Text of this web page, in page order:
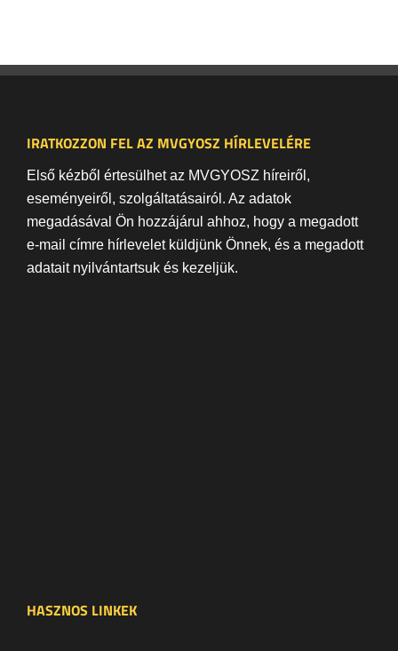
IRATKOZZON FEL AZ MVGYOSZ HÍRLEVELÉRE
Első kézből értesülhet az MVGYOSZ híreiről,
eseményeiről, szolgáltatásairól. Az adatok
megadásával Ön hozzájárul ahhoz, hogy a megadott
e-mail címre hírlevelet küldjünk Önnek, és a megadott
adatait nyilvántartsuk és kezeljük.
HASZNOS LINKEK